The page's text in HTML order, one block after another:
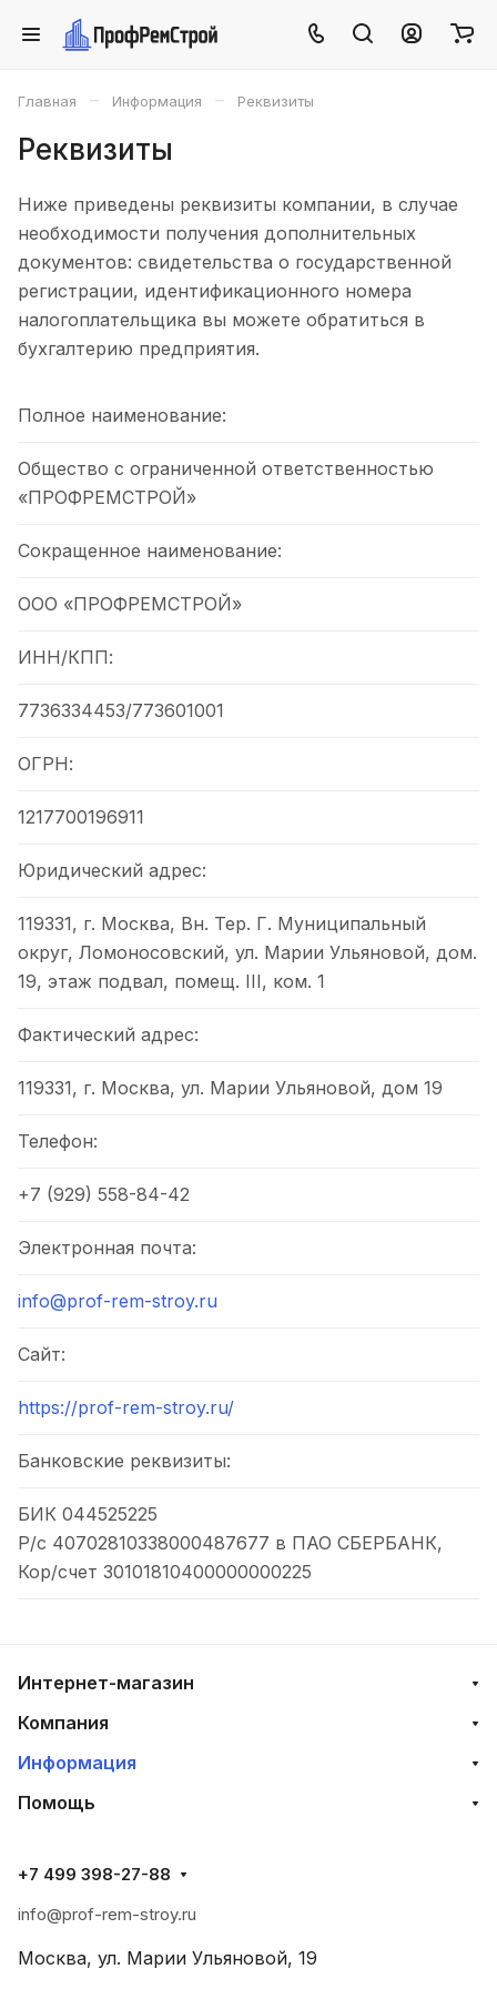
Главная – Информация – Реквизиты
Реквизиты
Ниже приведены реквизиты компании, в случае
необходимости получения дополнительных
документов: свидетельства о государственной
регистрации, идентификационного номера
налогоплательщика вы можете обратиться в
бухгалтерию предприятия.
Полное наименование:
Общество с ограниченной ответственностью
«ПРОФРЕМСТРОЙ»
Сокращенное наименование:
ООО «ПРОФРЕМСТРОЙ»
ИНН/КПП:
7736334453/773601001
ОГРН:
1217700196911
Юридический адрес:
119331, г. Москва, Вн. Тер. Г. Муниципальный
округ, Ломоносовский, ул. Марии Ульяновой, дом.
19, этаж подвал, помещ. III, ком. 1
Фактический адрес:
119331, г. Москва, ул. Марии Ульяновой, дом 19
Телефон:
+7 (929) 558-84-42
Электронная почта:
info@prof-rem-stroy.ru
Сайт:
https://prof-rem-stroy.ru/
Банковские реквизиты:
БИК 044525225
Р/с 40702810338000487677 в ПАО СБЕРБАНК,
Кор/счет 30101810400000000225
Интернет-магазин
Компания
Информация
Помощь
+7 499 398-27-88
info@prof-rem-stroy.ru
Москва, ул. Марии Ульяновой, 19